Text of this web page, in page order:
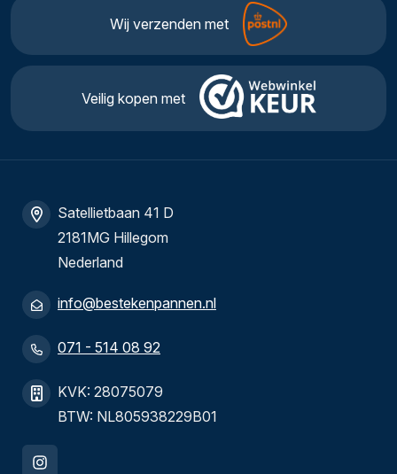
Wij verzenden met
Veilig kopen met
Satellietbaan 41 D
2181MG Hillegom
Nederland
info@bestekenpannen.nl
071 - 514 08 92
KVK: 28075079
BTW: NL805938229B01